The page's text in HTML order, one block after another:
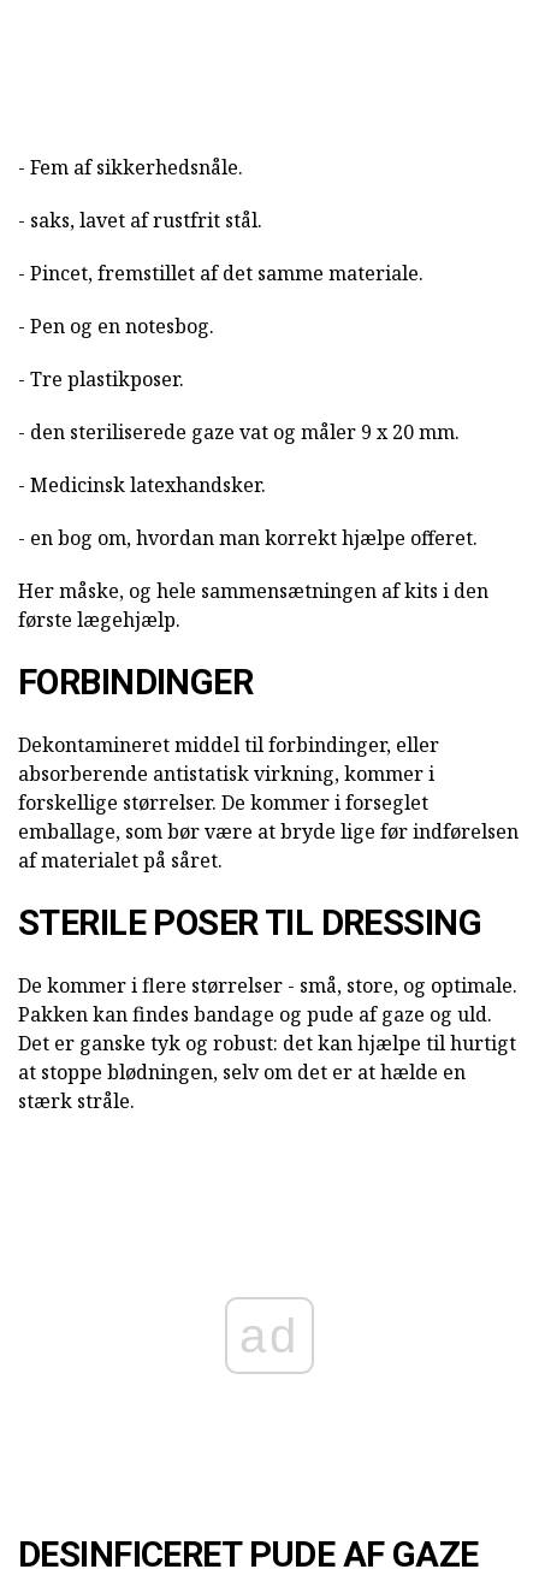
- Fem af sikkerhedsnåle.
- saks, lavet af rustfrit stål.
- Pincet, fremstillet af det samme materiale.
- Pen og en notesbog.
- Tre plastikposer.
- den steriliserede gaze vat og måler 9 x 20 mm.
- Medicinsk latexhandsker.
- en bog om, hvordan man korrekt hjælpe offeret.
Her måske, og hele sammensætningen af kits i den
første lægehjælp.
FORBINDINGER
Dekontamineret middel til forbindinger, eller
absorberende antistatisk virkning, kommer i
forskellige størrelser. De kommer i forseglet
emballage, som bør være at bryde lige før indførelsen
af materialet på såret.
STERILE POSER TIL DRESSING
De kommer i flere størrelser - små, store, og optimale.
Pakken kan findes bandage og pude af gaze og uld.
Det er ganske tyk og robust: det kan hjælpe til hurtigt
at stoppe blødningen, selv om det er at hælde en
stærk stråle.
ad
DESINFICERET PUDE AF GAZE